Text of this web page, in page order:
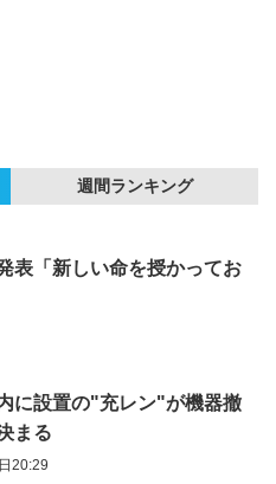
週間ランキング
表「新しい命を授かってお
に設置の"充レン"が機器撤
まる
20:29